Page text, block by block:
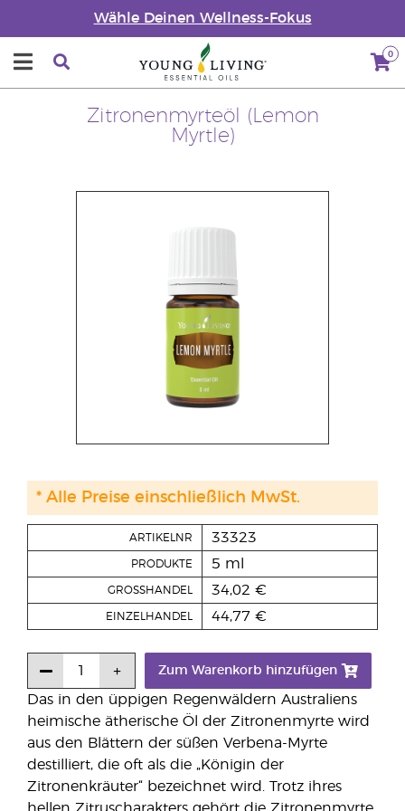
Wähle Deinen Wellness-Fokus
0
Zitronenmyrteöl (Lemon
Myrtle)
Das in den üppigen Regenwäldern Australiens
heimische ätherische Öl der Zitronenmyrte wird
aus den Blättern der süßen Verbena-Myrte
destilliert, die oft als die „Königin der
Zitronenkräuter“ bezeichnet wird. Trotz ihres
ARTIKELNR 33323
PRODUKTE 5 ml
GROSSHANDEL 34,02 €
EINZELHANDEL 44,77 €
Zum Warenkorb hinzufügen
* Alle Preise einschließlich MwSt.